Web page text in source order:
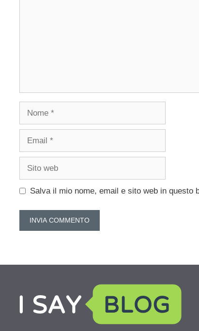
Nome
Email
Sito
Salva il mio nome, email e sito web in